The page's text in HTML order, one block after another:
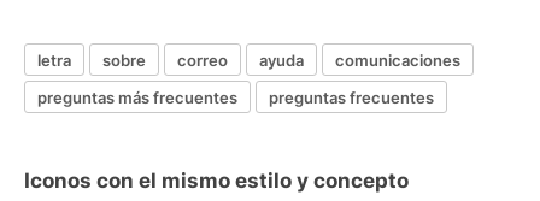
letra sobre correo ayuda
comunicaciones
preguntas más frecuentes
preguntas frecuentes
Iconos con el mismo estilo y concepto